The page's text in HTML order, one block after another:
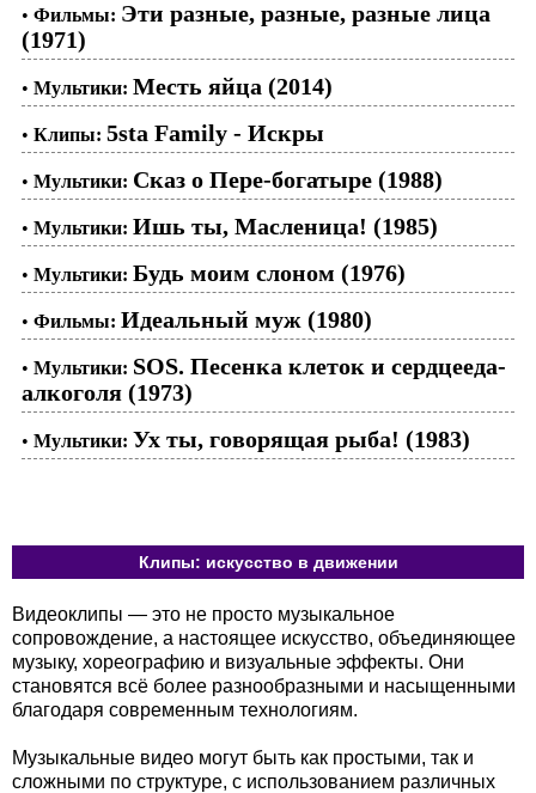
• Фильмы: Эти разные, разные, разные лица
(1971)
• Мультики: Месть яйца (2014)
• Клипы: 5sta Family - Искры
• Мультики: Сказ о Пере-богатыре (1988)
• Мультики: Ишь ты, Масленица! (1985)
• Мультики: Будь моим слоном (1976)
• Фильмы: Идеальный муж (1980)
• Мультики: SOS. Песенка клеток и сердцееда-
алкоголя (1973)
• Мультики: Ух ты, говорящая рыба! (1983)
Клипы: искусство в движении
Видеоклипы — это не просто музыкальное
сопровождение, а настоящее искусство, объединяющее
музыку, хореографию и визуальные эффекты. Они
становятся всё более разнообразными и насыщенными
благодаря современным технологиям.
Музыкальные видео могут быть как простыми, так и
сложными по структуре, с использованием различных